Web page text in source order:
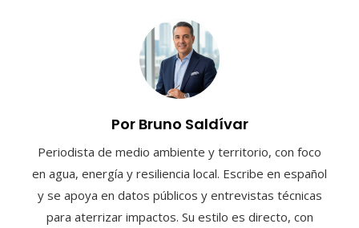
Por Bruno Saldívar
Periodista de medio ambiente y territorio, con foco
en agua, energía y resiliencia local. Escribe en español
y se apoya en datos públicos y entrevistas técnicas
para aterrizar impactos. Su estilo es directo, con